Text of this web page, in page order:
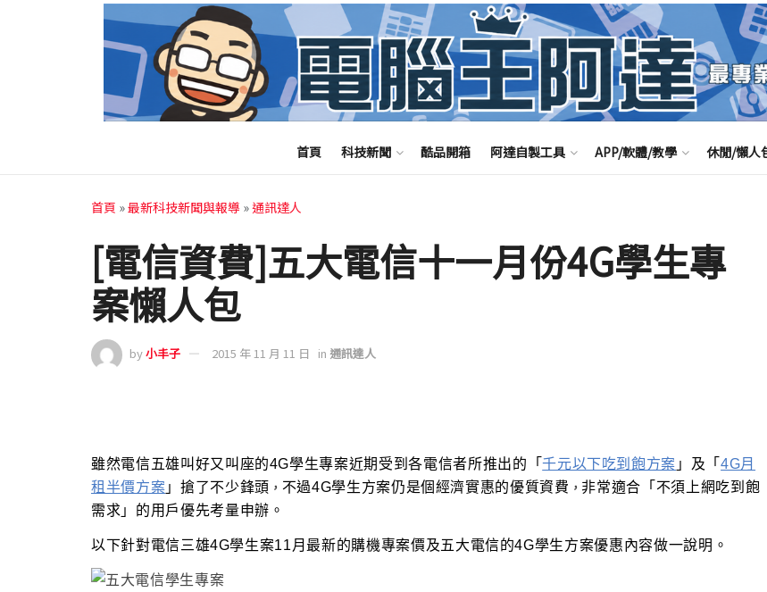
首頁 科技新聞 酷品開箱 阿達自製工具 APP/軟體/教學 休閒/懶人
首頁 »最新科技新聞與報導 »通訊達人
[電信資費]五大電信十一月份4G學生專
案懶人包
by小丰子 2015 年 11 月 11 日 in 通訊達人
雖然電信五雄叫好又叫座的4G學生專案近期受到各電信者所推出的 「千元以下吃到飽方案 」及「4G月
租半價方案 」搶了不少鋒頭 ， 不過4G學生方案仍是個經濟實惠的優質資費 ， 非常適合 「不須 上網吃到飽
需求 」的用戶優先考量申辦 。
以下針對電信三雄4G學生案11月最新的購機專案價及五大電信的4G學生方案優惠內容做一說明 。